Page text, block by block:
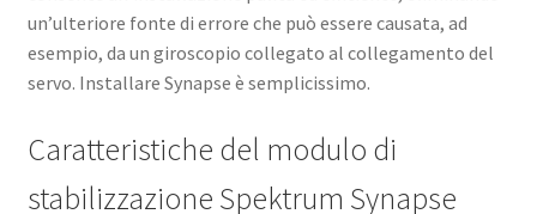
un’ulteriore fonte di errore che può essere causata, ad
esempio, da un giroscopio collegato al collegamento del
servo. Installare Synapse è semplicissimo.
Caratteristiche del modulo di
stabilizzazione Spektrum Synapse